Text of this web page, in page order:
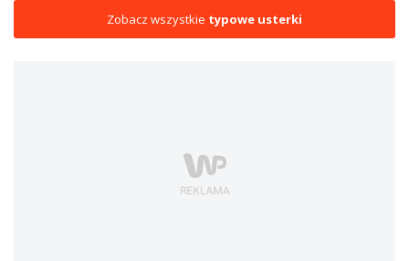
Zobacz wszystkie typowe usterki